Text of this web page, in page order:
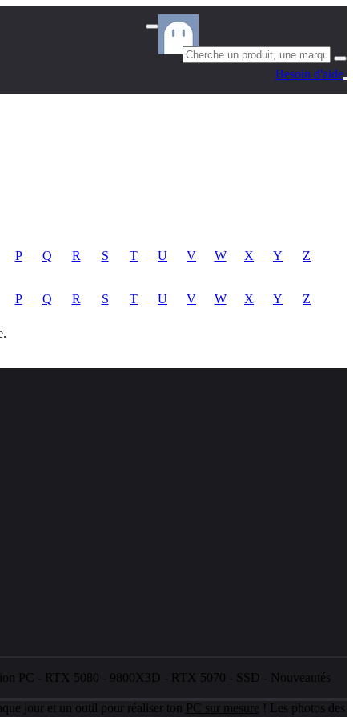
Besoin d'aide
P Q R S T U V W X Y
Z
P Q R S T U V W X Y Z
PC - RTX 5080 - 9800X3D - RTX 5070 - SSD - Nouveautés
jour et un outil pour réaliser ton PC sur mesure ! Les photos des